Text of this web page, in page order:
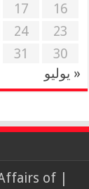
16
17
23
24
30
31
« يوليو
of